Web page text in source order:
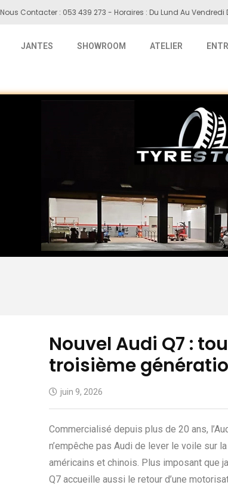
Nous Contacter : 053 439 273 - Horaires : Du Lund Au
JANTES SHOWROOM ATELIER
Nouvel Audi Q7 :
troisième
juin 9, 2026
Commercialisé depuis plus de 20 ans,
n’empêche pas Audi de lever le voile sur
américains et chinois. Plus imposant que
Q7 accueille aussi le retour d’une